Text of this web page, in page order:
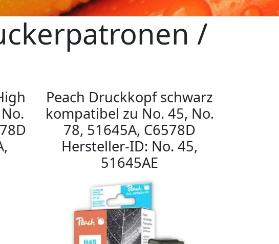
/
Peach Druckkopf schwarz
kompatibel zu No. 45, No.
78, 51645A, C6578D
Hersteller-ID: No. 45,
51645AE